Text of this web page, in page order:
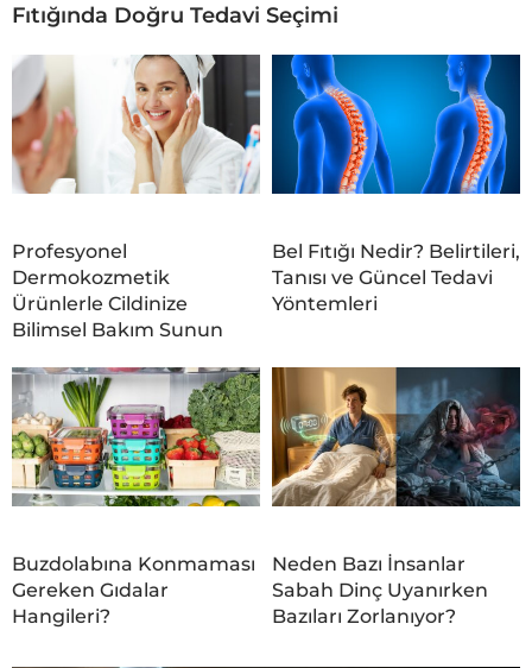
Fıtığında Doğru Tedavi Seçimi
Profesyonel
Dermokozmetik
Ürünlerle Cildinize
Bilimsel Bakım Sunun
Bel Fıtığı Nedir? Belirtileri,
Tanısı ve Güncel Tedavi
Yöntemleri
Buzdolabına Konmaması
Gereken Gıdalar
Hangileri?
Neden Bazı İnsanlar
Sabah Dinç Uyanırken
Bazıları Zorlanıyor?